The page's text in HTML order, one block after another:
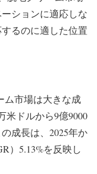
ションに適応しな
るのに適した位置
ム市場は大きな成
米ドルから9億9000
成長は、2025年か
）5.13%を反映し